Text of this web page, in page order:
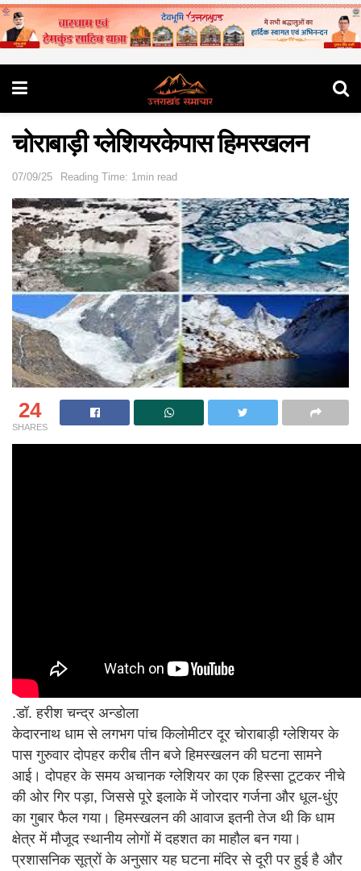
चोराबाड़ी ग्लेशियरकेपास हिमस्खलन
07/09/25 Reading Time: 1min read
24
SHARES
.डॉ. हरीश चन्द्र अन्डोला
केदारनाथ धाम से लगभग पांच किलोमीटर दूर चोराबाड़ी ग्लेशियर के
पास गुरुवार दोपहर करीब तीन बजे हिमस्खलन की घटना सामने
आई। दोपहर के समय अचानक ग्लेशियर का एक हिस्सा टूटकर नीचे
की ओर गिर पड़ा, जिससे पूरे इलाके में जोरदार गर्जना और धूल-धुंए
का गुबार फैल गया। हिमस्खलन की आवाज इतनी तेज थी कि धाम
क्षेत्र में मौजूद स्थानीय लोगों में दहशत का माहौल बन गया।
प्रशासनिक सूत्रों के अनुसार यह घटना मंदिर से दूरी पर हुई है और